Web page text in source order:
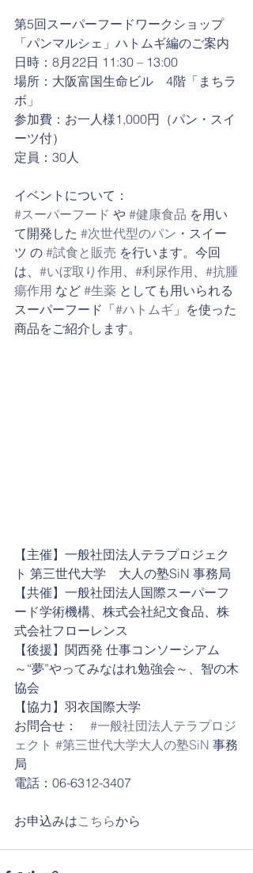
第5回スーパーフードワークショップ
「パンマルシェ」ハトムギ編のご案内
日時：8月22日 11:30 – 13:00
場所：大阪富国生命ビル　4階「まちラ
ボ」
参加費：お一人様1,000円（パン・スイ
ーツ付）
定員：30人
イベントについて：
#スーパーフード や #健康食品 を用い
て開発した #次世代型のパン ・スイー
ツ の #試食と販売 を行います。今回
は、 #いぼ取り作用 、 #利尿作用 、 #抗腫
瘍作用 など #生薬 としても用いられる
スーパーフード「#ハトムギ 」を使った
商品をご紹介します。
【主催】一般社団法人テラプロジェク
ト 第三世代大学　大人の塾SiN 事務局
【共催】一般社団法人国際スーパーフ
ード学術機構、株式会社紀文食品、株
式会社フローレンス
【後援】関西発 仕事コンソーシアム
～“夢”やってみなはれ勉強会～、智の木
協会
【協力】羽衣国際大学
お問合せ： #一般社団法人テラプロジ
ェクト #第三世代大学大人の塾SiN 事務
局
電話：06-6312-3407
お申込みはこちらから